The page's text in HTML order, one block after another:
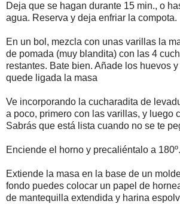
Deja que se hagan durante 15 min., o
agua. Reserva y deja enfriar la compota.
En un bol, mezcla con unas varillas la
de pomada (muy blandita) con las 4
restantes. Bate bien. Añade los huevos
quede ligada la masa
Ve incorporando la cucharadita de
a poco, primero con las varillas, y luego
Sabrás que está lista cuando no se te
Enciende el horno y precaliéntalo a 180º.
Extiende la masa en la base de un
fondo puedes colocar un papel de
de mantequilla extendida y harina